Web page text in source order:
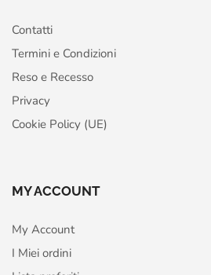
Contatti
Termini e Condizioni
Reso e Recesso
Privacy
Cookie Policy (UE)
MY ACCOUNT
My Account
I Miei ordini